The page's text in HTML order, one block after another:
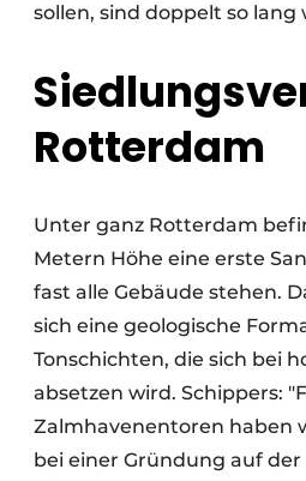
sollen, sind doppelt so lang
Rotterdam
Unter ganz Rotterdam
Metern Höhe eine erste
fast alle Gebäude stehen.
sich eine geologische
Tonschichten, die sich bei
absetzen wird. Schippers:
Zalmhavenentoren haben
bei einer Gründung auf